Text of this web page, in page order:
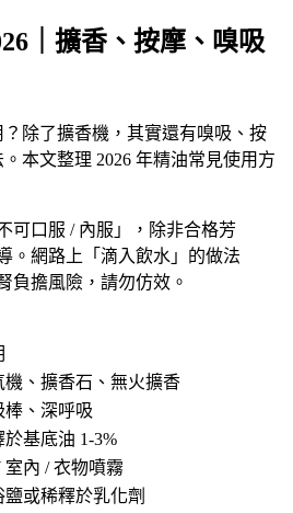
｜擴香、按摩、嗅吸
除了擴香機，其實還有嗅吸、按
本文整理 2026 年精油常見使用方
可口服 / 內服 」，除非合格芳
。網路上「滴入飲水」的做法
負擔風險，請勿仿效。
機、擴香石、無火擴香
棒、深呼吸
於基底油 1-3%
室內 / 衣物噴霧
鹽或稀釋於乳化劑